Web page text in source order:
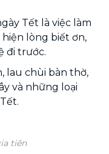
Tết là việc làm
lòng biết ơn,
đi trước.
lau chùi bàn thờ,
và những loại
tiên